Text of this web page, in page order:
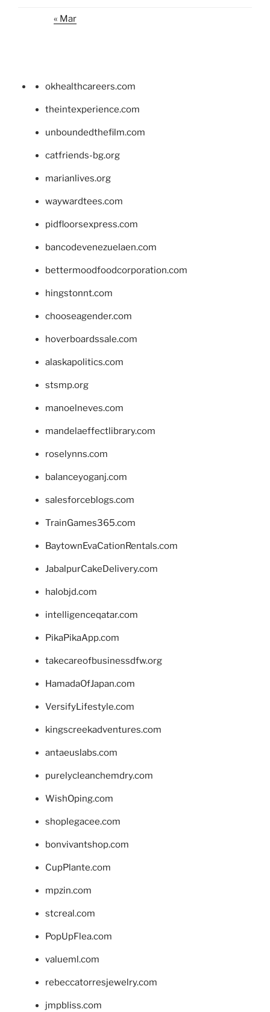
« Mar
okhealthcareers.com
theintexperience.com
unboundedthefilm.com
catfriends-bg.org
marianlives.org
waywardtees.com
pidfloorsexpress.com
bancodevenezuelaen.com
bettermoodfoodcorporation.com
hingstonnt.com
chooseagender.com
hoverboardssale.com
alaskapolitics.com
stsmp.org
manoelneves.com
mandelaeffectlibrary.com
roselynns.com
balanceyoganj.com
salesforceblogs.com
TrainGames365.com
BaytownEvaCationRentals.com
JabalpurCakeDelivery.com
halobjd.com
intelligenceqatar.com
PikaPikaApp.com
takecareofbusinessdfw.org
HamadaOfJapan.com
VersifyLifestyle.com
kingscreekadventures.com
antaeuslabs.com
purelycleanchemdry.com
WishOping.com
shoplegacee.com
bonvivantshop.com
CupPlante.com
mpzin.com
stcreal.com
PopUpFlea.com
valueml.com
rebeccatorresjewelry.com
jmpbliss.com